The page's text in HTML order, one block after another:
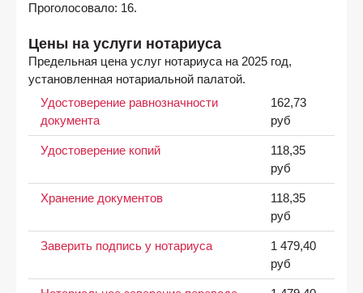
Проголосовало: 16.
Цены на услуги нотариуса
Предельная цена услуг нотариуса на 2025 год,
установленная нотариальной палатой.
Удостоверение равнозначности
документа
162,73
руб
Удостоверение копий
118,35
руб
Хранение документов
118,35
руб
Заверить подпись у нотариуса
1 479,40
руб